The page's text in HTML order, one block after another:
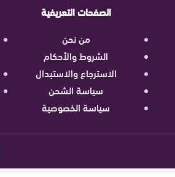
الصفحات التعريفية
من نحن
الشروط والأحكام
الاسترجاع والاستبدال
سياسة الشحن
سياسة الخصوصية